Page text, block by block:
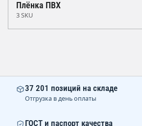
Плёнка ПВХ
3 SKU
37 201 позиций на складе
Отгрузка в день оплаты
ГОСТ и паспорт качества